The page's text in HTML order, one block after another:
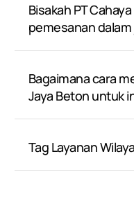
Bisakah PT
pemesanan
Bagaimana cara
Jaya Beton untuk
Tag Layanan